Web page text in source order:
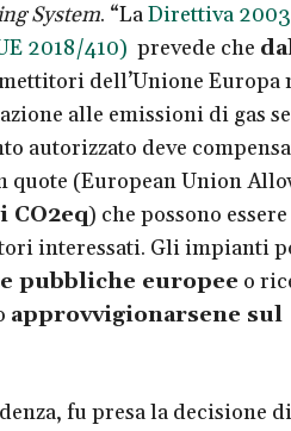
System. “LaDirettiva
2018/410) prevede che
dell’Unione Europa
alle emissioni di gas
autorizzato deve
(European Union
CO2eq) che possono essere
interessati. Gli impianti
pubbliche europee o
approvvigionarsene sul
fu presa la decisione di